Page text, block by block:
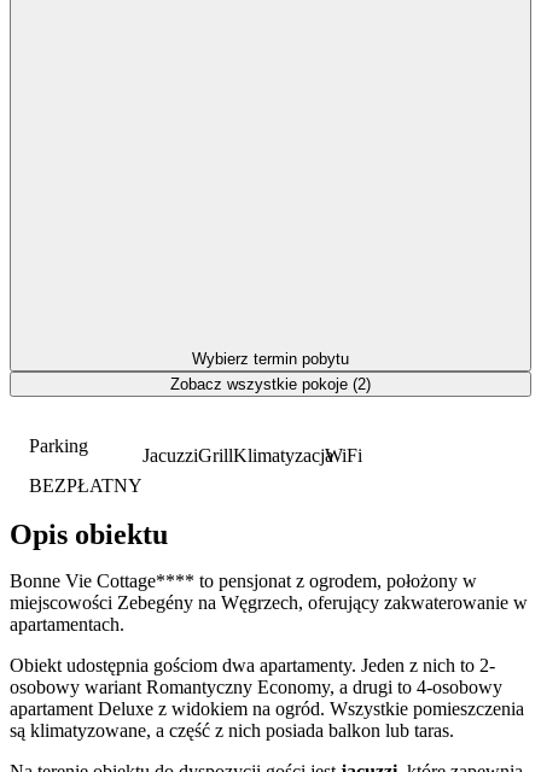
Parking
BEZPŁATNY
JacuzziGrillKlimatyzacjaWiFi
Opis obiektu
Bonne Vie Cottage**** to pensjonat z ogrodem, położony w
miejscowości Zebegény na Węgrzech, oferujący zakwaterowanie w
apartamentach.
Obiekt udostępnia gościom dwa apartamenty. Jeden z nich to 2-
osobowy wariant Romantyczny Economy, a drugi to 4-osobowy
apartament Deluxe z widokiem na ogród. Wszystkie pomieszczenia
są klimatyzowane, a część z nich posiada balkon lub taras.
Wybierz termin pobytu
Zobacz wszystkie pokoje (2)